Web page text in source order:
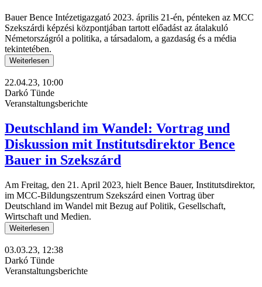
Bauer Bence Intézetigazgató 2023. április 21-én, pénteken az MCC
Szekszárdi képzési központjában tartott előadást az átalakuló
Németországról a politika, a társadalom, a gazdaság és a média
tekintetében.
Weiterlesen
22.04.23, 10:00
Darkó Tünde
Veranstaltungsberichte
Deutschland im Wandel: Vortrag und
Diskussion mit Institutsdirektor Bence
Bauer in Szekszárd
Am Freitag, den 21. April 2023, hielt Bence Bauer, Institutsdirektor,
im MCC-Bildungszentrum Szekszárd einen Vortrag über
Deutschland im Wandel mit Bezug auf Politik, Gesellschaft,
Wirtschaft und Medien.
Weiterlesen
03.03.23, 12:38
Darkó Tünde
Veranstaltungsberichte